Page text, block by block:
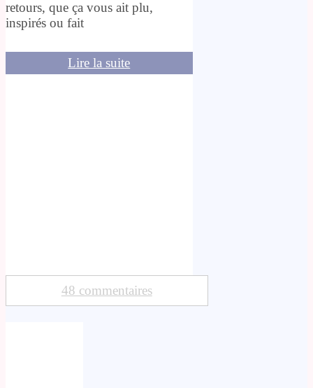
retours, que ça vous ait plu,
inspirés ou fait
Lire la suite
48 commentaires